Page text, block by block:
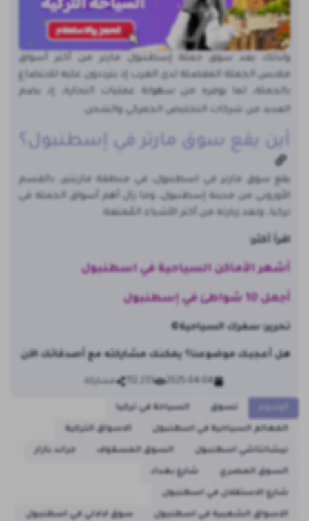
ولذلك يعد سوق جملة إسطنبول مارتر من أكثر أسواق
ملابس الجملة المفضلة لدى العرب إذ يترددون عليه للابتضاع
بالجملة، لما يوفره من سهولة عمليات التجارة، إذ يضم
العديد من شركات التخليص الجمركي والشحن.
أين يقع سوق مارتر في إسطنبول؟
يقع سوق مارتر في اسطنبول، في منطقة ماريتير، بالقسم
الأوروبي من مدينة إسطنبول، وما زال أهم أسواق الجملة في
تركيا، وتعد زيارته من أكثر الأشياء المُمتعة.
اقرأ أكثر:
أشهر الأماكن السياحية في اسطنبول
أجمل 10 شواطئ في إسطنبول
تحرير: سفرك السياحية©
هل أعجبك موضوعنا؟ يمكنك مشاركته مع أصدقائك الآن
2025-04-04
112,233 مشاركة
تسوق السياحة في تركيا
المعالم السياحية في اسطنبول الاسواق التركية
نيشانتاشي اسطنبول السوق المسقوف جراند بازار
السوق المصري شارع بغداد
شارع الاستقلال في اسطنبول
الاسواق الشعبية في اسطنبول سوق لالالي في اسطنبول